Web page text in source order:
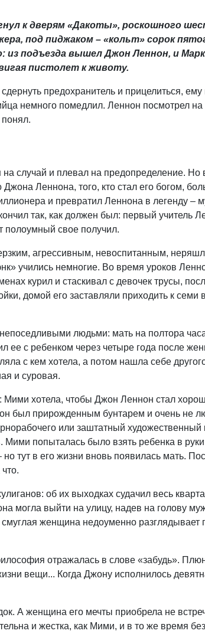
к дверям «Дакоты», роскошного
под пиджаком – «кольт» сорок
из подъезда вышел Джон Леннон, и
пистолет к животу.
предохранитель и прицелиться,
немного помедлил. Леннон посмотрел на
понял.
случай и плевал на предопределение. Но
Джона Леннона, того, кто стал его богом,
и превратил Леннона в легенду –
так, как должен был: первый учитель
полоумный свое получил.
агрессивным, невоспитанным,
учились немногие. Во время уроков
курил и стаскивал с девочек трусы,
домой его заставляли приходить к семи
людьми: мать на полтора
ее с ребенком через четыре года после
с кем хотела, а потом нашла себе
и суровая.
Мими хотела, чтобы Джон Леннон стал
был прирожденным бунтарем и очень не
или заштатный
попыталась было взять ребенка в
тут в его жизни вновь появилась мать.
об их выходках судачил весь
могла выйти на улицу, надев на голову
женщина недоуменно разглядывает
отражалась в слове «забудь».
вещи... Когда Джону исполнилось
А женщина его мечты приобрела не
и жестка, как Мими, и в то же время